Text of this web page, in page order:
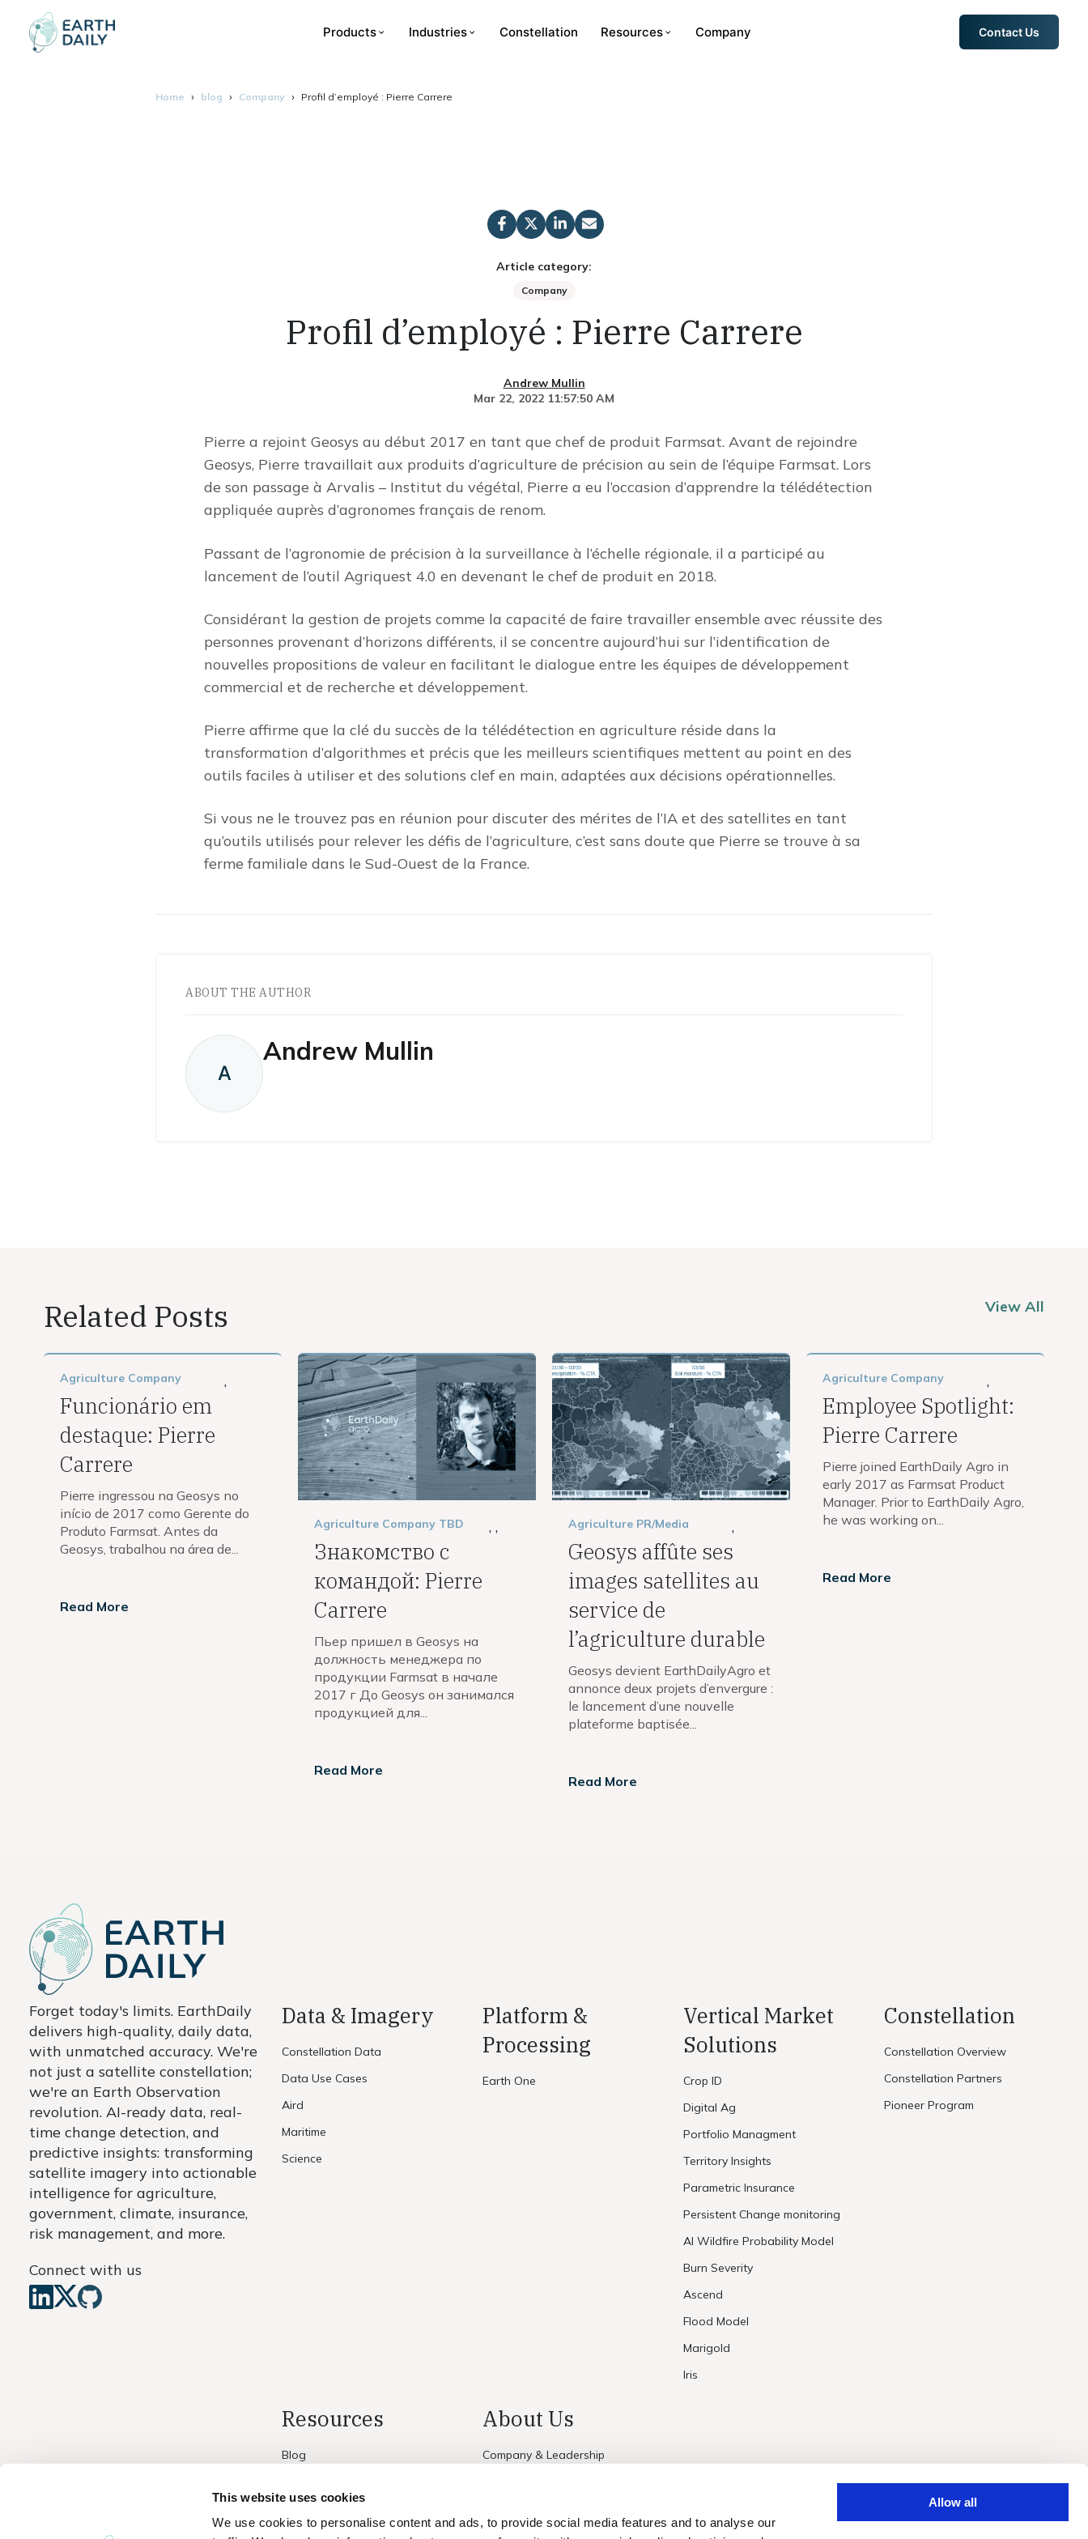
This website uses cookies
We use cookies to personalise content and ads, to provide social media features and to analyse our
Allow all
Products Industries Constellation Resources Company Contact Us
Home blog Company Profil d’employé : Pierre Carrere
Article category:
Company
Profil d’employé : Pierre Carrere
Andrew Mullin
Mar 22, 2022 11:57:50 AM
Pierre a rejoint Geosys au début 2017 en tant que chef de produit Farmsat. Avant de rejoindre
Geosys, Pierre travaillait aux produits d’agriculture de précision au sein de l’équipe Farmsat. Lors
de son passage à Arvalis – Institut du végétal, Pierre a eu l’occasion d’apprendre la télédétection
appliquée auprès d’agronomes français de renom.
Passant de l’agronomie de précision à la surveillance à l’échelle régionale, il a participé au
lancement de l’outil Agriquest 4.0 en devenant le chef de produit en 2018.
Considérant la gestion de projets comme la capacité de faire travailler ensemble avec réussite des
personnes provenant d’horizons différents, il se concentre aujourd’hui sur l’identification de
nouvelles propositions de valeur en facilitant le dialogue entre les équipes de développement
commercial et de recherche et développement.
Pierre affirme que la clé du succès de la télédétection en agriculture réside dans la
transformation d’algorithmes et précis que les meilleurs scientifiques mettent au point en des
outils faciles à utiliser et des solutions clef en main, adaptées aux décisions opérationnelles.
Si vous ne le trouvez pas en réunion pour discuter des mérites de l’IA et des satellites en tant
qu’outils utilisés pour relever les défis de l’agriculture, c’est sans doute que Pierre se trouve à sa
ferme familiale dans le Sud-Ouest de la France.
ABOUT THE AUTHOR
A
Andrew Mullin
Related Posts View All
Agriculture ,
Company
Funcionário em
destaque: Pierre
Carrere
Pierre ingressou na Geosys no
início de 2017 como Gerente do
Produto Farmsat. Antes da
Geosys, trabalhou na área de...
Read More
Agriculture ,
Company ,
TBD
Знакомство с
командой: Pierre
Carrere
Пьер пришел в Geosys на
должность менеджера по
продукции Farmsat в начале
2017 г До Geosys он занимался
продукцией для...
Read More
Agriculture ,
PR/Media
Geosys affûte ses
images satellites au
service de
l’agriculture durable
Geosys devient EarthDailyAgro et
annonce deux projets d’envergure :
le lancement d’une nouvelle
plateforme baptisée...
Read More
Agriculture ,
Company
Employee Spotlight:
Pierre Carrere
Pierre joined EarthDaily Agro in
early 2017 as Farmsat Product
Manager. Prior to EarthDaily Agro,
he was working on...
Read More
Forget today's limits. EarthDaily
delivers high-quality, daily data,
with unmatched accuracy. We're
not just a satellite constellation;
we're an Earth Observation
revolution. AI-ready data, real-
time change detection, and
predictive insights: transforming
satellite imagery into actionable
intelligence for agriculture,
government, climate, insurance,
risk management, and more.
Connect with us
Data & Imagery
Constellation Data
Data Use Cases
Aird
Maritime
Science
Platform &
Processing
Earth One
Vertical Market
Solutions
Crop ID
Digital Ag
Portfolio Managment
Territory Insights
Parametric Insurance
Persistent Change monitoring
AI Wildfire Probability Model
Burn Severity
Ascend
Flood Model
Marigold
Iris
Constellation
Constellation Overview
Constellation Partners
Pioneer Program
Resources
Blog
About Us
Company & Leadership
Careers